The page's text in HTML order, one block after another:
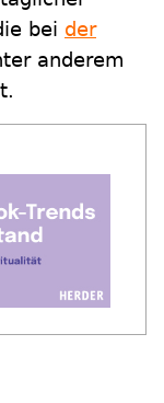
bei der
anderem